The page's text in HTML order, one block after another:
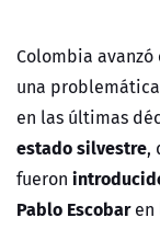
Colombia
una
en las últimas
estado silvestre,
fueron
Pablo Escobaren